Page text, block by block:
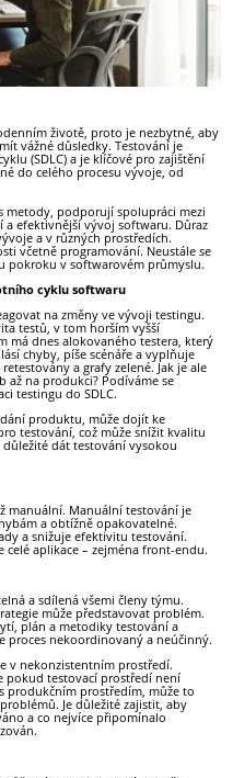
životě, proto je nezbytné, aby
vážné důsledky. Testování je
(SDLC) a je klíčové pro zajištění
do celého procesu vývoje, od
metody, podporují spolupráci mezi
a efektivnější vývoj softwaru. Důraz
a v různých prostředích.
včetně programování. Neustále se
pokroku v softwarovém průmyslu.
cyklu softwaru
na změny ve vývoji testingu.
testů, v tom horším vyšší
má dnes alokovaného testera, který
chyby, píše scénáře a vyplňuje
a grafy zelené. Jak je ale
až na produkci? Podíváme se
testingu do SDLC.
produktu, může dojít ke
testování, což může snížit kvalitu
dát testování vysokou
manuální. Manuální testování je
a obtížně opakovatelné.
a snižuje efektivitu testování.
aplikace – zejména front-endu.
a sdílená všemi členy týmu.
může představovat problém.
plán a metodiky testování a
proces nekoordinovaný a neúčinný.
v nekonzistentním prostředí.
pokud testovací prostředí není
produkčním prostředím, může to
Je důležité zajistit, aby
a co nejvíce připomínalo